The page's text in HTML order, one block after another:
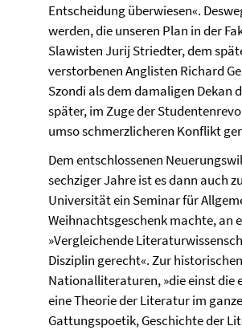
Entscheidung überwiesen«.
werden, die unseren Plan in der
Slawisten Jurij Striedter, dem
verstorbenen Anglisten Richard
Szondi als dem damaligen
später, im Zuge der
umso schmerzlicheren Konflikt
Dem entschlossenen
sechziger Jahre ist es dann auch
Universität ein Seminar für
Weihnachtsgeschenk machte, an
»Vergleichende
Disziplin gerecht«. Zur
Nationalliteraturen, »die einst die
eine Theorie der Literatur im
Gattungspoetik, Geschichte der